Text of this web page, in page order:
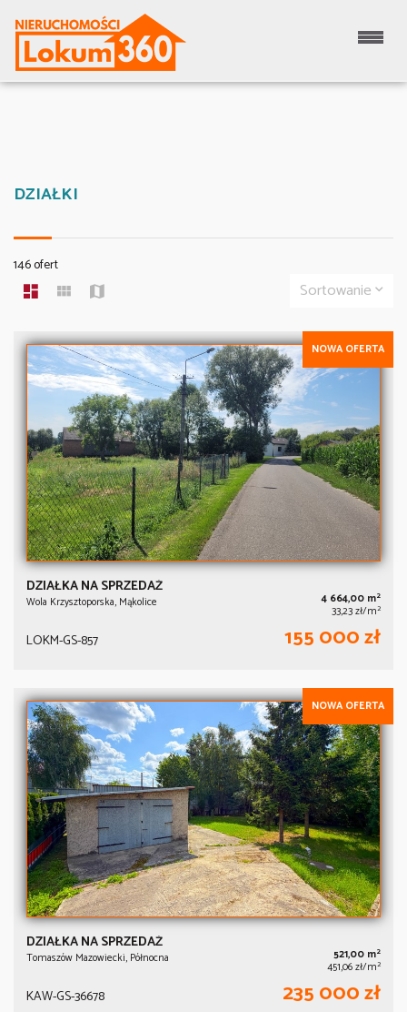
DZIAŁKI
146 ofert
Sortowanie
NOWA OFERTA
DZIAŁKA NA SPRZEDAŻ
Wola Krzysztoporska, Mąkolice 4 664,00 m2
33,23 zł/m2
LOKM-GS-857 155 000 zł
NOWA OFERTA
DZIAŁKA NA SPRZEDAŻ
Tomaszów Mazowiecki, Północna 521,00 m2
451,06 zł/m2
KAW-GS-36678 235 000 zł